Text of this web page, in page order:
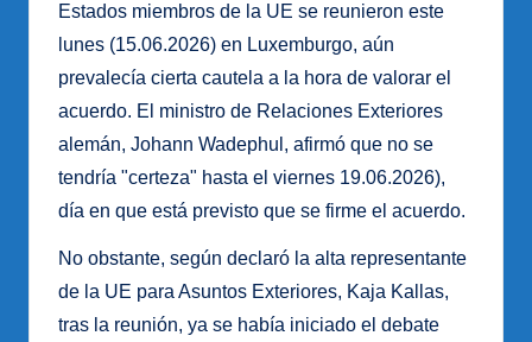
Estados miembros de la UE se reunieron este
lunes (15.06.2026) en Luxemburgo, aún
prevalecía cierta cautela a la hora de valorar el
acuerdo. El ministro de Relaciones Exteriores
alemán, Johann Wadephul, afirmó que no se
tendría "certeza" hasta el viernes 19.06.2026),
día en que está previsto que se firme el acuerdo.
No obstante, según declaró la alta representante
de la UE para Asuntos Exteriores, Kaja Kallas,
tras la reunión, ya se había iniciado el debate